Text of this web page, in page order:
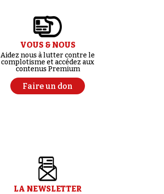
VOUS & NOUS
Aidez nous à lutter contre le
complotisme et accédez aux
contenus Premium
Faire un don
LA NEWSLETTER